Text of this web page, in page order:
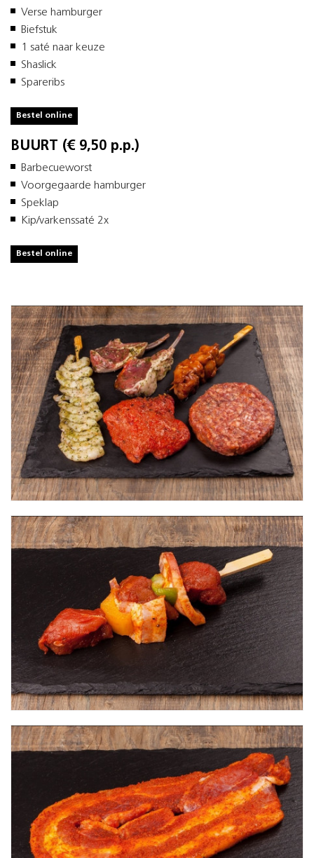
Verse hamburger
Biefstuk
1 saté naar keuze
Shaslick
Spareribs
Bestel online
BUURT (€ 9,50 p.p.)
Barbecueworst
Voorgegaarde hamburger
Speklap
Kip/varkenssaté 2x
Bestel online